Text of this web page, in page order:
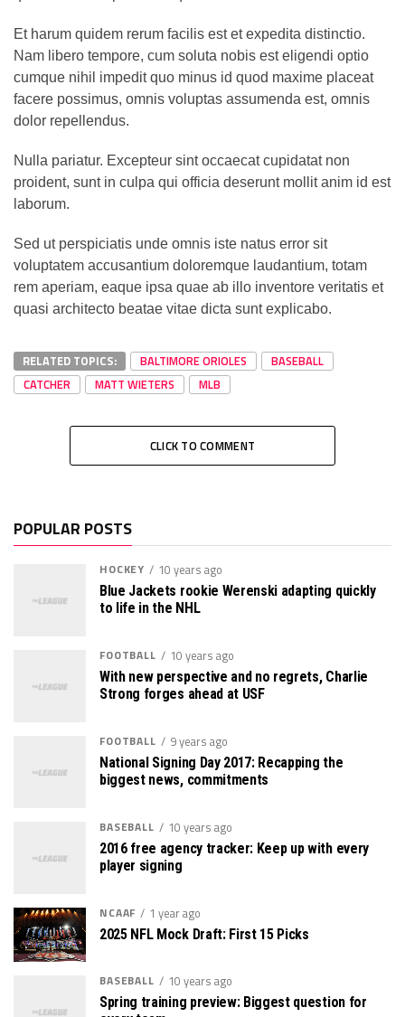
Et harum quidem rerum facilis est et expedita distinctio.
Nam libero tempore, cum soluta nobis est eligendi optio
cumque nihil impedit quo minus id quod maxime placeat
facere possimus, omnis voluptas assumenda est, omnis
dolor repellendus.
Nulla pariatur. Excepteur sint occaecat cupidatat non
proident, sunt in culpa qui officia deserunt mollit anim id est
laborum.
Sed ut perspiciatis unde omnis iste natus error sit
voluptatem accusantium doloremque laudantium, totam
rem aperiam, eaque ipsa quae ab illo inventore veritatis et
quasi architecto beatae vitae dicta sunt explicabo.
RELATED TOPICS: BALTIMORE ORIOLES
BASEBALL
CATCHER
MATT WIETERS MLB
CLICK TO COMMENT
POPULAR POSTS
HOCKEY 10 years ago
Blue Jackets rookie Werenski adapting quickly
to life in the NHL
FOOTBALL 10 years ago
With new perspective and no regrets, Charlie
Strong forges ahead at USF
FOOTBALL 9 years ago
National Signing Day 2017: Recapping the
biggest news, commitments
BASEBALL 10 years ago
2016 free agency tracker: Keep up with every
player signing
NCAAF 1 year ago
2025 NFL Mock Draft: First 15 Picks
BASEBALL 10 years ago
Spring training preview: Biggest question for